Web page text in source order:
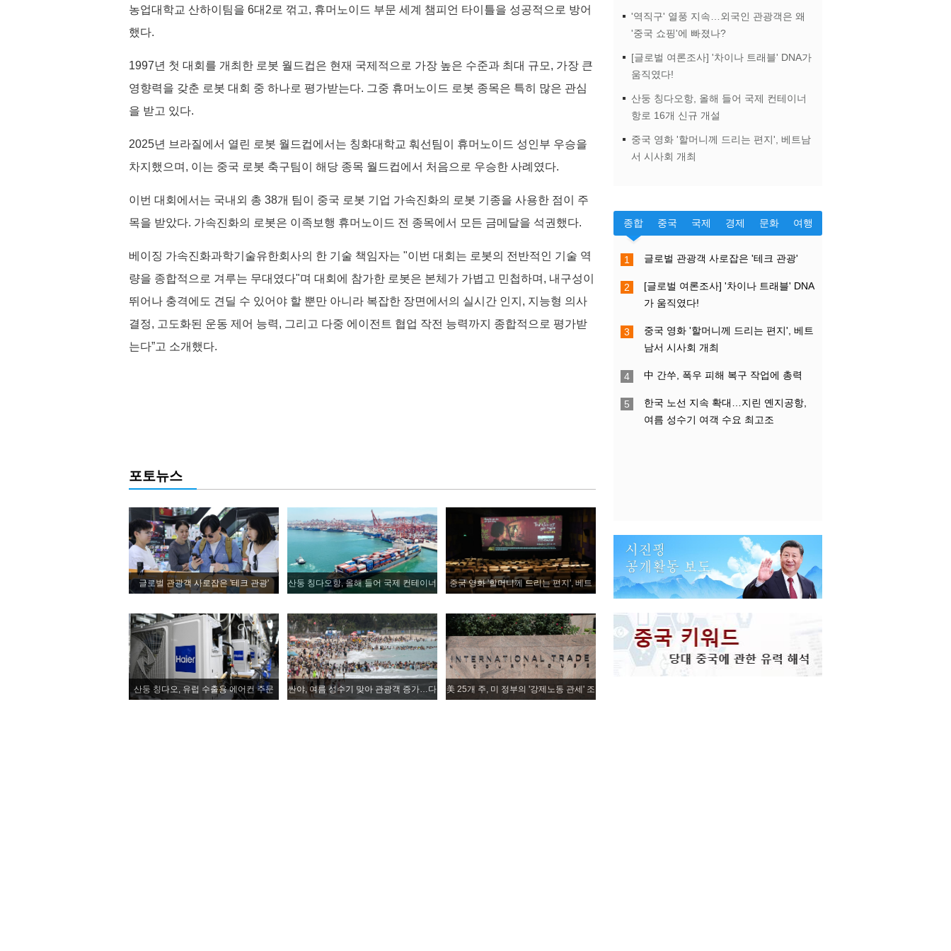
농업대학교 산하이팀을 6대2로 꺾고, 휴머노이드 부문 세계 챔피언 타이틀을 성공적으로 방어
했다.
1997년 첫 대회를 개최한 로봇 월드컵은 현재 국제적으로 가장 높은 수준과 최대 규모, 가장 큰
영향력을 갖춘 로봇 대회 중 하나로 평가받는다. 그중 휴머노이드 로봇 종목은 특히 많은 관심
을 받고 있다.
2025년 브라질에서 열린 로봇 월드컵에서는 칭화대학교 훠선팀이 휴머노이드 성인부 우승을
차지했으며, 이는 중국 로봇 축구팀이 해당 종목 월드컵에서 처음으로 우승한 사례였다.
이번 대회에서는 국내외 총 38개 팀이 중국 로봇 기업 가속진화의 로봇 기종을 사용한 점이 주
목을 받았다. 가속진화의 로봇은 이족보행 휴머노이드 전 종목에서 모든 금메달을 석권했다.
베이징 가속진화과학기술유한회사의 한 기술 책임자는 "이번 대회는 로봇의 전반적인 기술 역
량을 종합적으로 겨루는 무대였다"며 대회에 참가한 로봇은 본체가 가볍고 민첩하며, 내구성이
뛰어나 충격에도 견딜 수 있어야 할 뿐만 아니라 복잡한 장면에서의 실시간 인지, 지능형 의사
결정, 고도화된 운동 제어 능력, 그리고 다중 에이전트 협업 작전 능력까지 종합적으로 평가받
는다”고 소개했다.